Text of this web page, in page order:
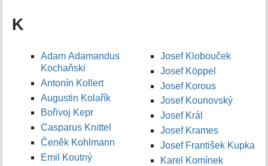
K
Adam Adamandus
Kochaňski
Antonín Kollert
Augustin Kolařík
Bořivoj Kepr
Casparus Knittel
Čeněk Kohlmann
Emil Koutný
Josef Klobouček
Josef Köppel
Josef Korous
Josef Kounovský
Josef Král
Josef Krames
Josef František Kupka
Karel Komínek